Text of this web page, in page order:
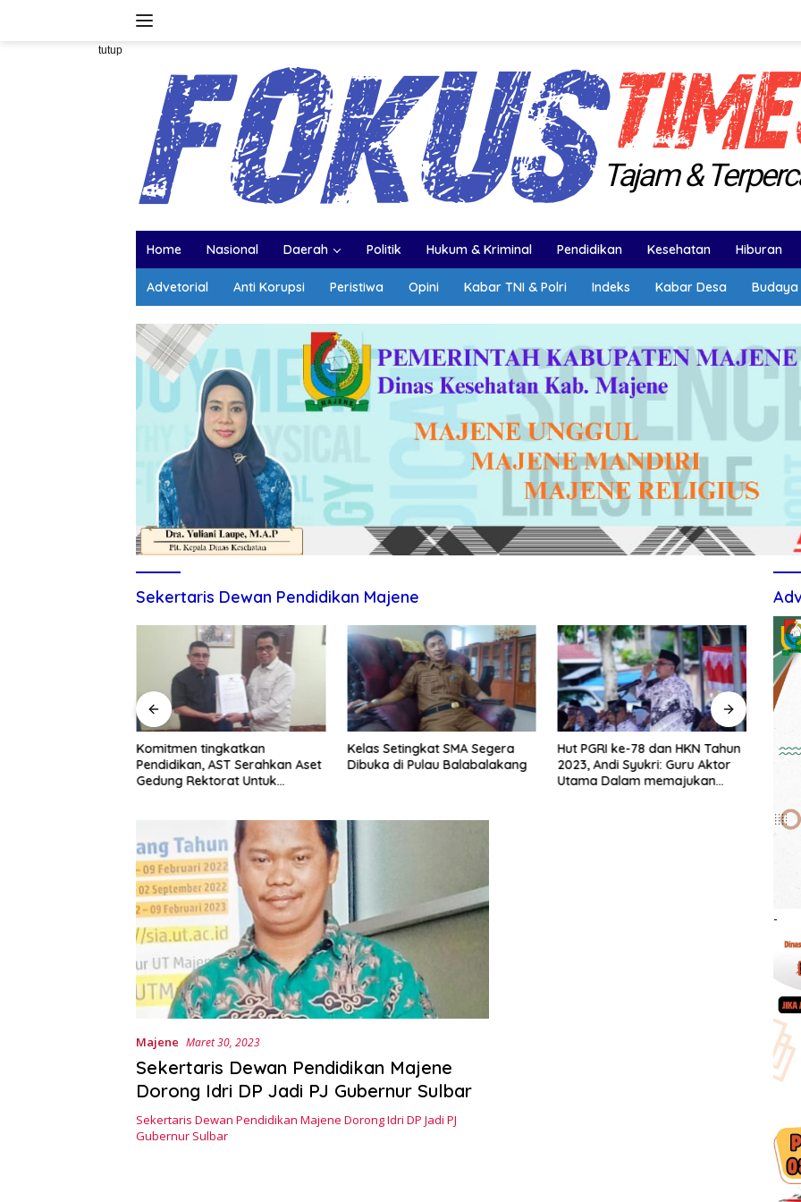
tutup
Home Nasional Daerah Politik Hukum & Kriminal Pendidikan Kesehatan Hiburan
Advetorial Anti Korupsi Peristiwa Opini Kabar TNI & Polri Indeks Kabar Desa Budaya
Sekertaris Dewan Pendidikan Majene
Komitmen tingkatkan
Pendidikan, AST Serahkan Aset
Gedung Rektorat Untuk
Kelas Setingkat SMA Segera
Dibuka di Pulau Balabalakang
Hut PGRI ke-78 dan HKN Tahun
2023, Andi Syukri: Guru Aktor
Utama Dalam memajukan
Majene Maret 30, 2023
Sekertaris Dewan Pendidikan Majene
Dorong Idri DP Jadi PJ Gubernur Sulbar
Sekertaris Dewan Pendidikan Majene Dorong Idri DP Jadi PJ
Gubernur Sulbar
-